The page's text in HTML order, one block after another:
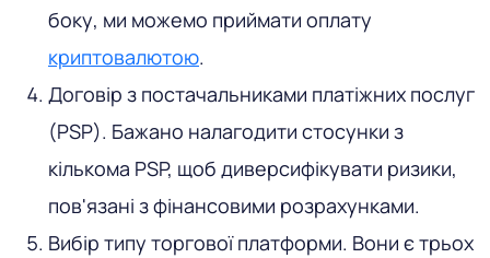
боку, ми можемо приймати оплату
криптовалютою.
Договір з постачальниками платіжних послуг
(PSP). Бажано налагодити стосунки з
кількома PSP, щоб диверсифікувати ризики,
пов'язані з фінансовими розрахунками.
Вибір типу торгової платформи. Вони є трьох